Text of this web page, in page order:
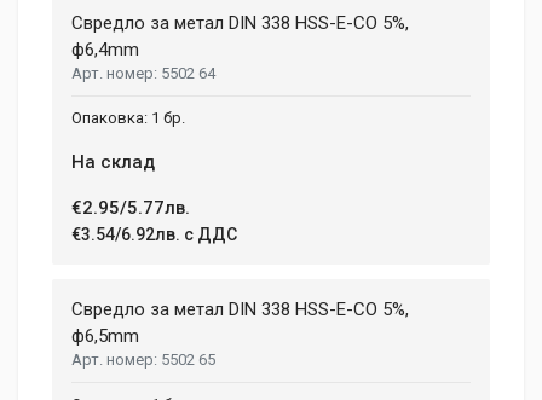
Свредло за метал DIN 338 HSS-E-CO 5%,
ф6,4mm
5502 64
1 бр.
На склад
€2.95/5.77лв.
€3.54/6.92лв. с ДДС
Свредло за метал DIN 338 HSS-E-CO 5%,
ф6,5mm
5502 65